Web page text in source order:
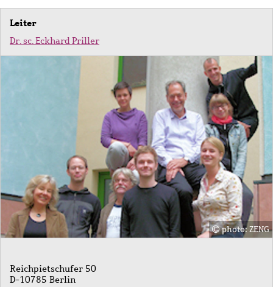
Leiter
Dr. sc. Eckhard Priller
photo: ZENG
Reichpietschufer 50
D-10785 Berlin